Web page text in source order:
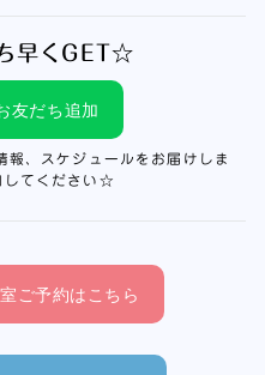
早くGET☆
友だち追加
報、スケジュールをお届けしま
してください☆
ご予約はこちら